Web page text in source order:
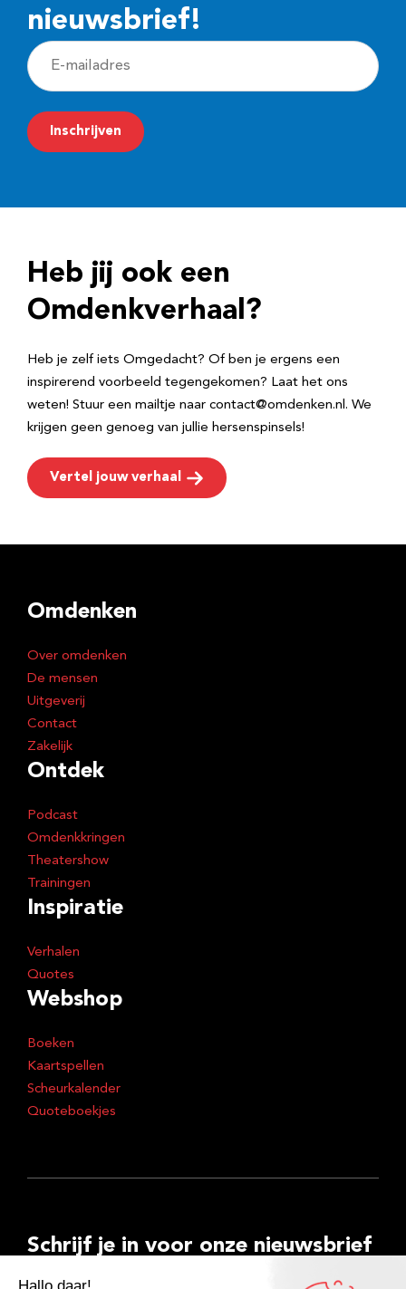
nieuwsbrief!
E
-
m
a
r
e
Inschrijven
Heb jij ook een
Omdenkverhaal?
Heb je zelf iets Omgedacht? Of ben je ergens een
inspirerend voorbeeld tegengekomen? Laat het ons
weten! Stuur een mailtje naar contact@omdenken.nl. We
krijgen geen genoeg van jullie hersenspinsels!
Vertel jouw verhaal
Omdenken
Over omdenken
De mensen
Uitgeverij
Contact
Zakelijk
Ontdek
Podcast
Omdenkkringen
Theatershow
Trainingen
Inspiratie
Verhalen
Quotes
Webshop
Boeken
Kaartspellen
Scheurkalender
Quoteboekjes
Schrijf je in voor onze nieuwsbrief